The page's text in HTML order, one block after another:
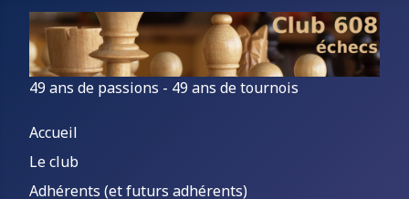
49 ans de passions - 49 ans de tournois
Accueil
Le club
Adhérents (et futurs adhérents)